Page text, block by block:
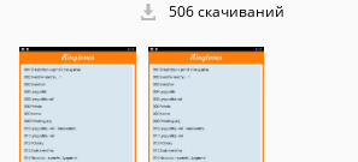
506 скачиваний